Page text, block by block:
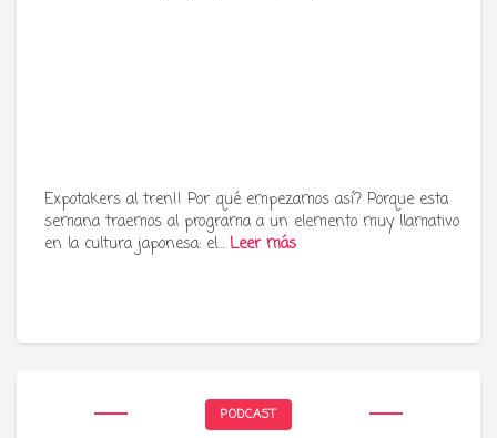
Expotakers al tren!! Por qué empezamos así? Porque esta
semana traemos al programa a un elemento muy llamativo
en la cultura japonesa: el… Leer más
PODCAST